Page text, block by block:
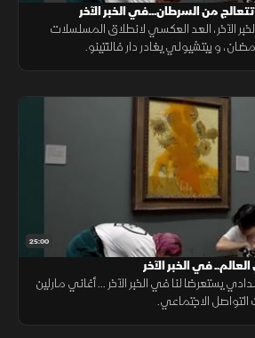
من السرطان...في الخبر الآخر
الآخر، العد العكسي لانطلاق المسلسلات
و بيتشيولي يغادر دار فالنتينو.
25:00
في الخبر الآخر
يستعرضا لنا في الخبر الآخر ... أغاني مارلين
الاجتماعي.